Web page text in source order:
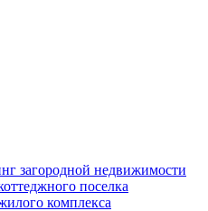
загородной недвижимости
поселка
комплекса